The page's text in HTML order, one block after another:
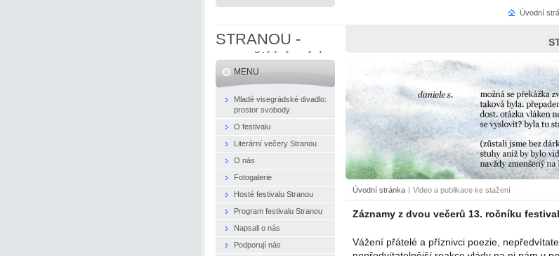
STRANOU -
evropští básníci
naživo
Úvodní stránka | Video a publikace ke stažení
Záznamy z dvou večerů 13. ročníku
Vážení přátelé a příznivci poezie,
MENU
Mladé visegrádské divadlo:
prostor svobody
O festivalu
Literární večery Stranou
O nás
Fotogalerie
Hosté festivalu Stranou
Program festivalu Stranou
Napsali o nás
Podporují nás
Úvodní